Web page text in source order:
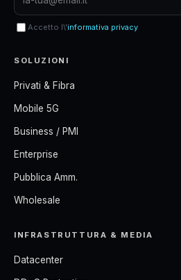
Accetto l\'informativa privacy
SOLUZIONI
Privati & Fibra
Mobile 5G
Business / PMI
Enterprise
Pubblica Amm.
Wholesale
INFRASTRUTTURA & MEDIA
Datacenter